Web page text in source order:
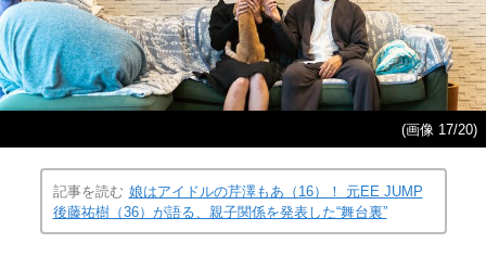
(画像 17/20)
記事を読む 娘はアイドルの芹澤もあ（16）！ 元EE JUMP
後藤祐樹（36）が語る、親子関係を発表した“舞台裏”